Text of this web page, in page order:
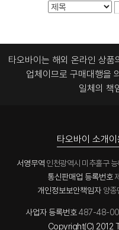
타오바이는 해외 온라인 상
업체이므로 구매대행을
일체의 책
타오바이 소개
서영무역 인천광역시 미추홀구
통신판매업 등록번호
개인정보보안책임자 양
사업자 등록번호487-48-
Copyright(C) 2012